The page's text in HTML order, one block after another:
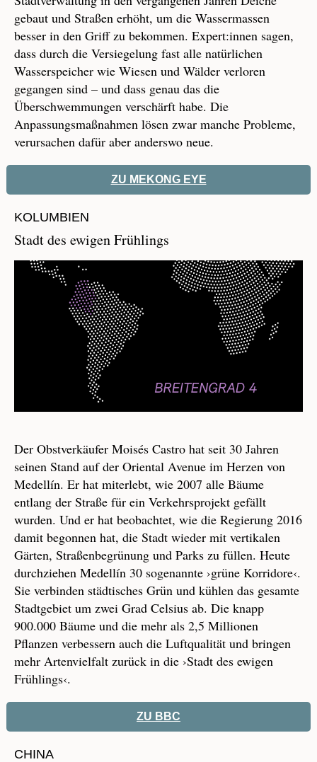
gebaut und Straßen erhöht, um die Wassermassen
besser in den Griff zu bekommen. Expert:innen sagen,
dass durch die Versiegelung fast alle natürlichen
Wasserspeicher wie Wiesen und Wälder verloren
gegangen sind – und dass genau das die
Überschwemmungen verschärft habe. Die
Anpassungsmaßnahmen lösen zwar manche Probleme,
verursachen dafür aber anderswo neue.
ZU MEKONG EYE
KOLUMBIEN
Stadt des ewigen Frühlings
Der Obstverkäufer Moisés Castro hat seit 30 Jahren
seinen Stand auf der Oriental Avenue im Herzen von
Medellín. Er hat miterlebt, wie 2007 alle Bäume
entlang der Straße für ein Verkehrsprojekt gefällt
wurden. Und er hat beobachtet, wie die Regierung 2016
damit begonnen hat, die Stadt wieder mit vertikalen
Gärten, Straßenbegrünung und Parks zu füllen. Heute
durchziehen Medellín 30 sogenannte ›grüne Korridore‹.
Sie verbinden städtisches Grün und kühlen das gesamte
Stadtgebiet um zwei Grad Celsius ab. Die knapp
900.000 Bäume und die mehr als 2,5 Millionen
Pflanzen verbessern auch die Luftqualität und bringen
mehr Artenvielfalt zurück in die ›Stadt des ewigen
Frühlings‹.
ZU BBC
CHINA